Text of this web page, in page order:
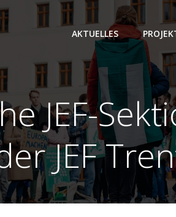
AKTUELLES
JEF-
JEF